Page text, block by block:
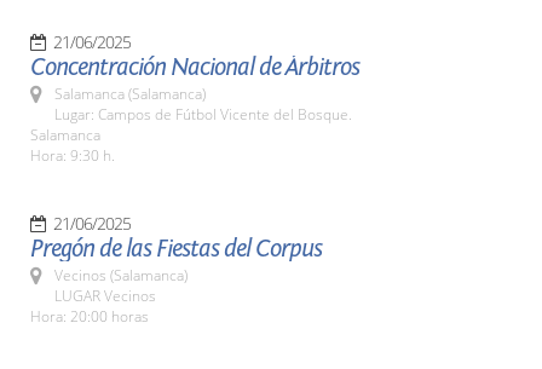
21/06/2025
Concentración Nacional de Árbitros
Salamanca (Salamanca)
Lugar: Campos de Fútbol Vicente del Bosque.
Salamanca
Hora: 9:30 h.
21/06/2025
Pregón de las Fiestas del Corpus
Vecinos (Salamanca)
LUGAR Vecinos
Hora: 20:00 horas